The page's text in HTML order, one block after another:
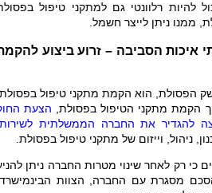
להיות רלוונטי גם למתקני טיפול
ממנו ניתן לייצר חשמל.
איכות הסביבה – זרוע ביצוע
הפסולת, הוא הקמת מתקני טיפול
הקמת מתקני הטיפול בפסולת, הצעת
להגדיר את החברה הממשלתית
ניהול, וייזום של מתקני טיפול בפסולת.
כי רק לאחר שינוי מטרות החברה ניתן
מסגרת עם החברה, הצוות